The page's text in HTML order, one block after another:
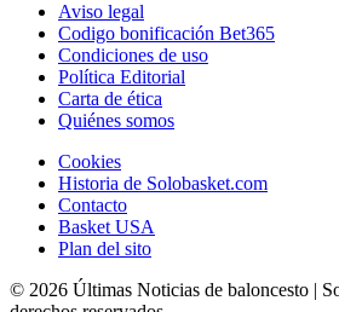
Aviso legal
Codigo bonificación Bet365
Condiciones de uso
Política Editorial
Carta de ética
Quiénes somos
Cookies
Historia de Solobasket.com
Contacto
Basket USA
Plan del sito
© 2026 Últimas Noticias de baloncesto |